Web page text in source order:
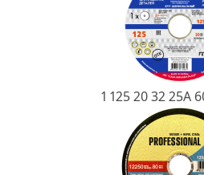
1 125 20 32 25А